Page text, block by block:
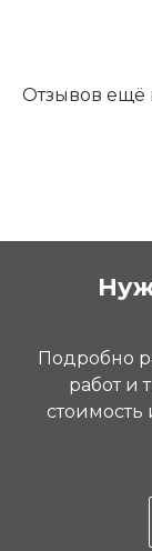
Отзывов ещё
Подробно
работ и